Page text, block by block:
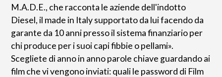
M.A.D.E., che racconta le aziende dell'indotto
Diesel, il made in Italy supportato da lui facendo da
garante da 10 anni presso il sistema finanziario per
chi produce per i suoi capi fibbie o pellami».
Scegliete di anno in anno parole chiave guardando ai
film che vi vengono inviati: quali le password di Film